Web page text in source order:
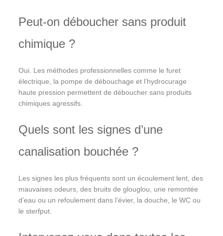
Peut-on déboucher sans produit
chimique ?
Oui. Les méthodes professionnelles comme le furet
électrique, la pompe de débouchage et l’hydrocurage
haute pression permettent de déboucher sans produits
chimiques agressifs.
Quels sont les signes d’une
canalisation bouchée ?
Les signes les plus fréquents sont un écoulement lent, des
mauvaises odeurs, des bruits de glouglou, une remontée
d’eau ou un refoulement dans l’évier, la douche, le WC ou
le sterfput.